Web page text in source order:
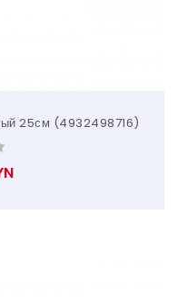
25см (4932498716)